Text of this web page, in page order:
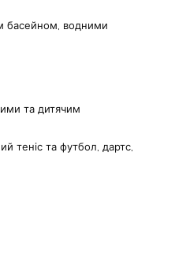
басейном, водними
та дитячим
теніс та футбол, дартс,